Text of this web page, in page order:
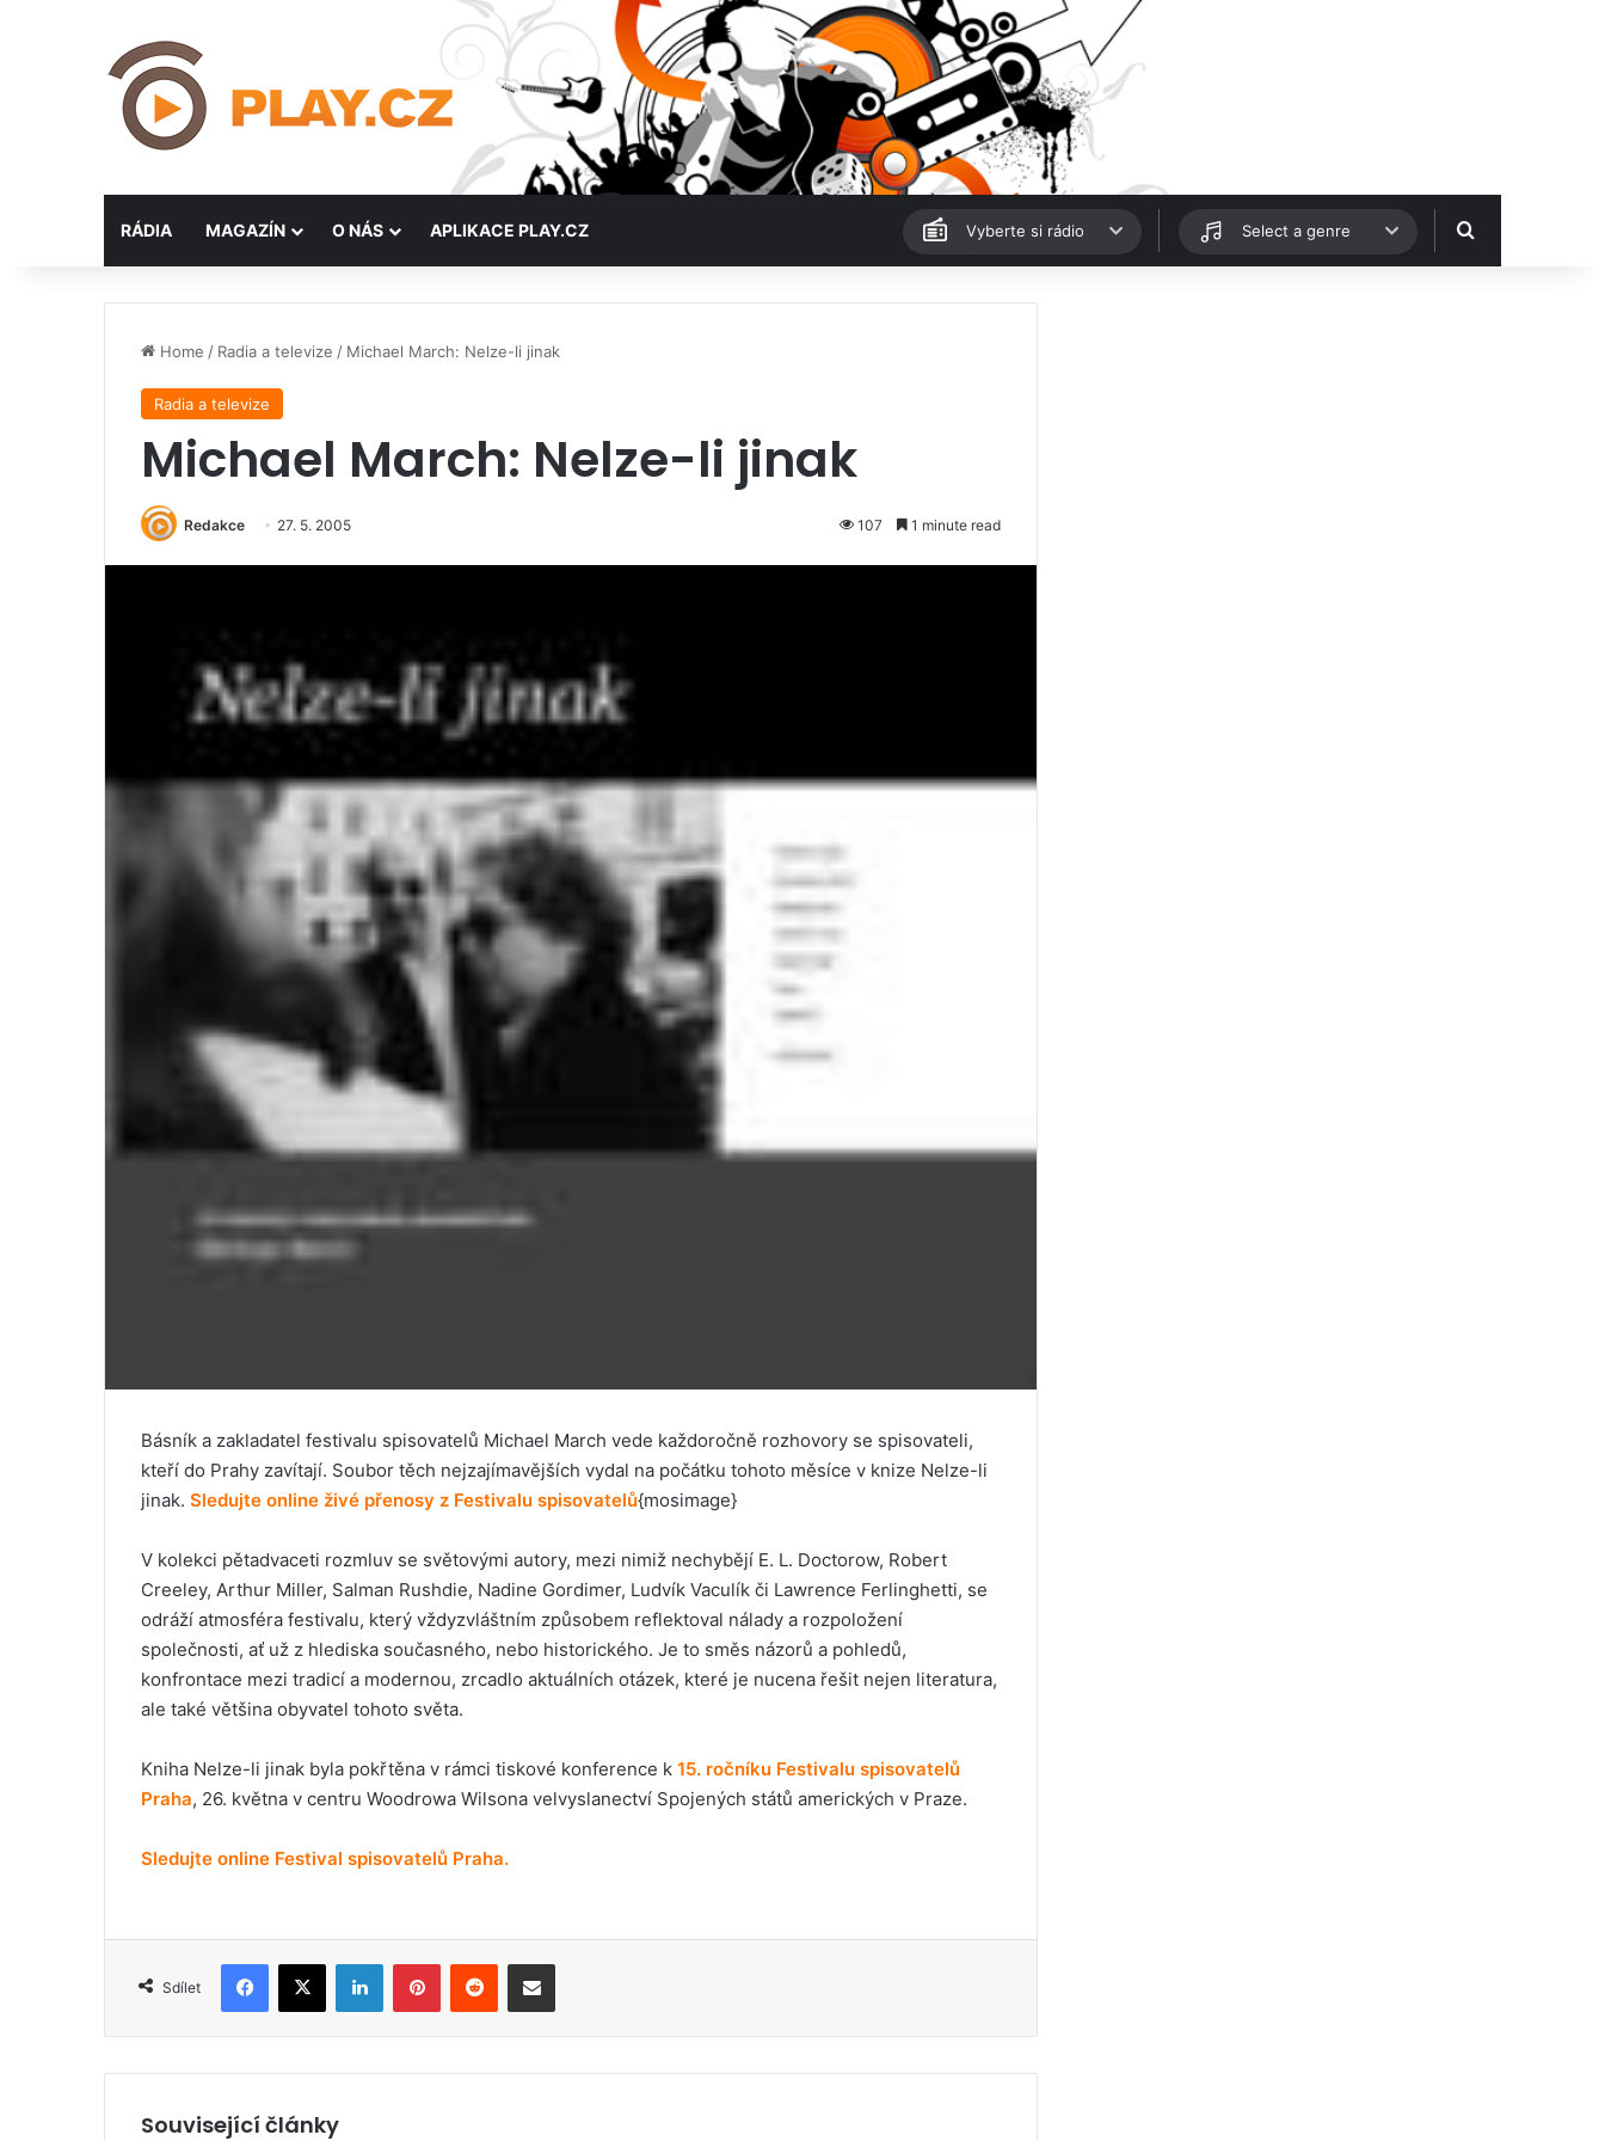
RÁDIA MAGAZÍN O NÁS APLIKACE PLAY.CZ Vyberte si rádio Select a genre Hledat
Home / Radia a televize / Michael March: Nelze-li jinak
Radia a televize
Michael March: Nelze-li jinak
Redakce 27. 5. 2005 107 1 minute read
Básník a zakladatel festivalu spisovatelů Michael March vede každoročně rozhovory se spisovateli,
kteří do Prahy zavítají. Soubor těch nejzajímavějších vydal na počátku tohoto měsíce v knize Nelze-li
jinak. Sledujte online živé přenosy z Festivalu spisovatelů{mosimage}
V kolekci pětadvaceti rozmluv se světovými autory, mezi nimiž nechybějí E. L. Doctorow, Robert
Creeley, Arthur Miller, Salman Rushdie, Nadine Gordimer, Ludvík Vaculík či Lawrence Ferlinghetti, se
odráží atmosféra festivalu, který vždyzvláštním způsobem reflektoval nálady a rozpoložení
společnosti, ať už z hlediska současného, nebo historického. Je to směs názorů a pohledů,
konfrontace mezi tradicí a modernou, zrcadlo aktuálních otázek, které je nucena řešit nejen literatura,
ale také většina obyvatel tohoto světa.
Kniha Nelze-li jinak byla pokřtěna v rámci tiskové konference k 15. ročníku Festivalu spisovatelů
Praha, 26. května v centru Woodrowa Wilsona velvyslanectví Spojených států amerických v Praze.
Sledujte online Festival spisovatelů Praha.
Sdílet
Související články